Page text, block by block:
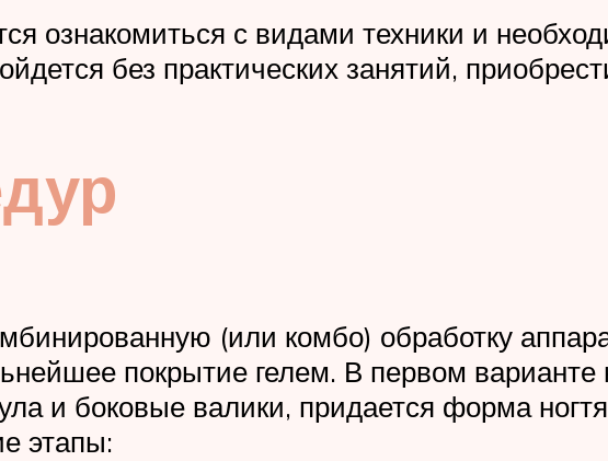
ознакомиться с видами техники и
без практических занятий,
(или комбо) обработку
покрытие гелем. В первом варианте
и боковые валики, придается форма
этапы: